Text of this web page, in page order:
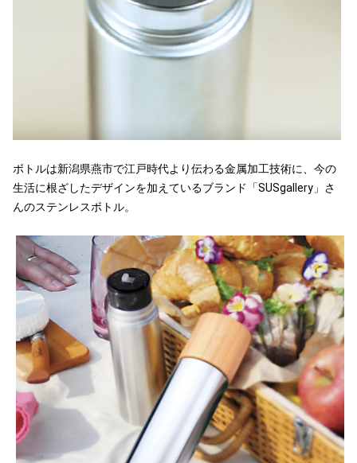
ボトルは新潟県燕市で江戸時代より伝わる金属加工技術に、今の
生活に根ざしたデザインを加えているブランド「SUSgallery」さ
んのステンレスボトル。